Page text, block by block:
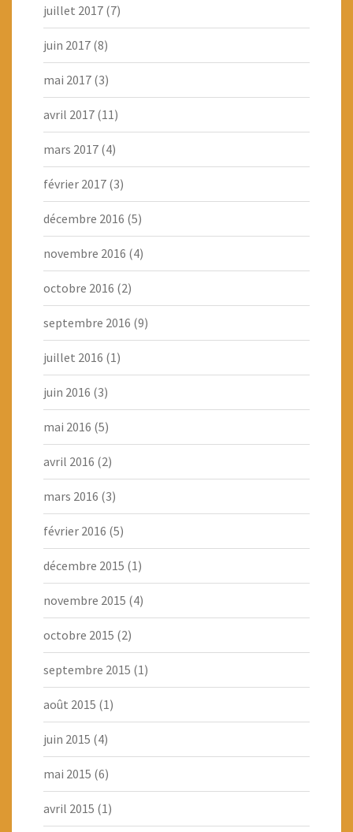
juillet 2017 (7)
juin 2017 (8)
mai 2017 (3)
avril 2017 (11)
mars 2017 (4)
février 2017 (3)
décembre 2016 (5)
novembre 2016 (4)
octobre 2016 (2)
septembre 2016 (9)
juillet 2016 (1)
juin 2016 (3)
mai 2016 (5)
avril 2016 (2)
mars 2016 (3)
février 2016 (5)
décembre 2015 (1)
novembre 2015 (4)
octobre 2015 (2)
septembre 2015 (1)
août 2015 (1)
juin 2015 (4)
mai 2015 (6)
avril 2015 (1)